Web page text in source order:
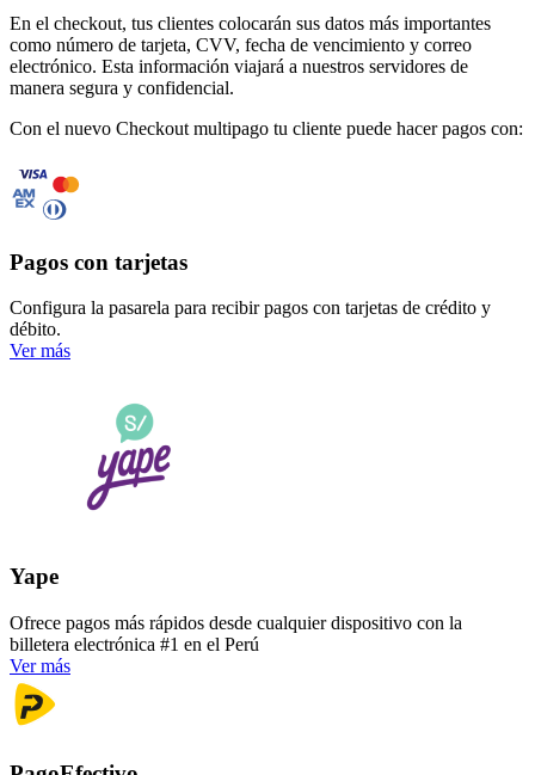
En el checkout, tus clientes colocarán sus datos más importantes
como número de tarjeta, CVV, fecha de vencimiento y correo
electrónico. Esta información viajará a nuestros servidores de
manera segura y confidencial.
Con el nuevo Checkout multipago tu cliente puede hacer pagos con:
Pagos con tarjetas
Configura la pasarela para recibirpagos con tarjetas de crédito y
débito.
Ver más
Yape
Ofrece pagos más rápidos desde cualquier dispositivo con la
billetera electrónica #1 en el Perú
Ver más